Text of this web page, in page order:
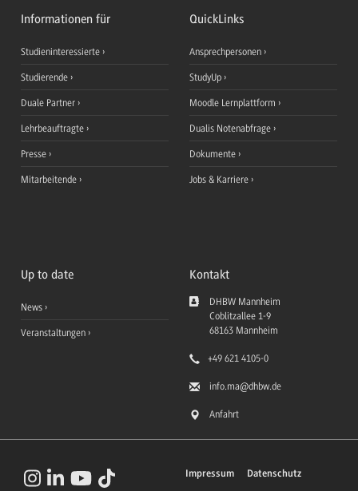
Informationen für
Studieninteressierte
Studierende
Duale Partner
Lehrbeauftragte
Presse
Mitarbeitende
QuickLinks
Ansprechpersonen
StudyUp
Moodle Lernplattform
Dualis Notenabfrage
Dokumente
Jobs & Karriere
Up to date
News
Veranstaltungen
Kontakt
DHBW Mannheim
Coblitzallee 1-9
68163 Mannheim
+49 621 4105-0
info.ma@dhbw.de
Anfahrt
Impressum Datenschutz